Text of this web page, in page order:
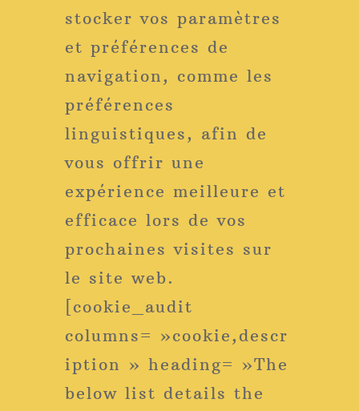
stocker vos paramètres
et préférences de
navigation, comme les
préférences
linguistiques, afin de
vous offrir une
expérience meilleure et
efficace lors de vos
prochaines visites sur
le site web.
[cookie_audit
columns= »cookie,descr
iption » heading= »The
below list details the